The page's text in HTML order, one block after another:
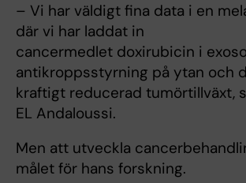
– Vi har väldigt fina data i en
där vi har laddat in
cancermedlet doxirubicin i
antikroppsstyrning på ytan och
kraftigt reducerad tumörtillväxt,
EL Andaloussi.
Men att utveckla
målet för hans forskning.